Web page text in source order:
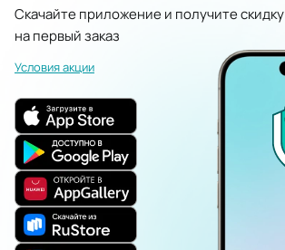
Скачайте приложение и получите скидку
на первый заказ
Условия акции